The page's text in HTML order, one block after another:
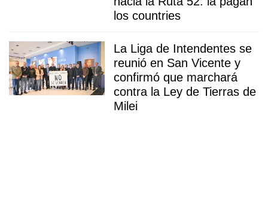
los countries
La Liga de Intendentes se
reunió en San Vicente y
confirmó que marchará
contra la Ley de Tierras de
Milei